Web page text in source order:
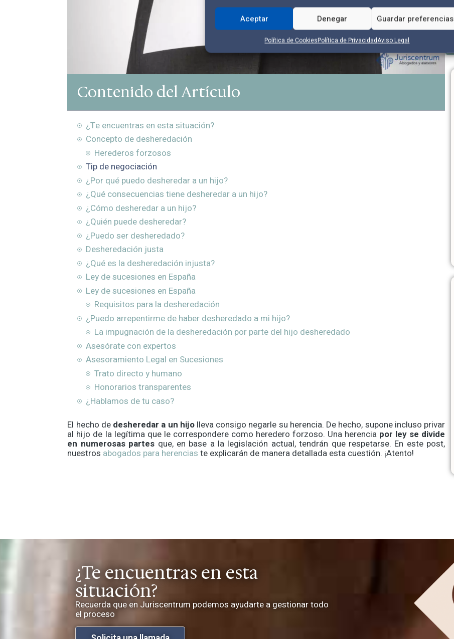
Aceptar Denegar Guardar preferencias
Política de CookiesPolítica de PrivacidadAviso Legal
Contenido del Artículo
¿Te encuentras en esta situación?
Concepto de desheredación
Herederos forzosos
Tip de negociación
¿Por qué puedo desheredar a un hijo?
¿Qué consecuencias tiene desheredar a un hijo?
¿Cómo desheredar a un hijo?
¿Quién puede desheredar?
¿Puedo ser desheredado?
Desheredación justa
¿Qué es la desheredación injusta?
Ley de sucesiones en España
Ley de sucesiones en España
Requisitos para la desheredación
¿Puedo arrepentirme de haber desheredado a mi hijo?
La impugnación de la desheredación por parte del hijo desheredado
Asesórate con expertos
Asesoramiento Legal en Sucesiones
Trato directo y humano
Honorarios transparentes
¿Hablamos de tu caso?
El hecho de desheredar a un hijo lleva consigo negarle su herencia. De hecho, supone incluso privar
al hijo de la legítima que le correspondere como heredero forzoso. Una herencia por ley se divide
en numerosas partes que, en base a la legislación actual, tendrán que respetarse. En este post,
nuestros abogados para herencias te explicarán de manera detallada esta cuestión. ¡Atento!
¿Te encuentras en esta
situación?
Recuerda que en Juriscentrum podemos ayudarte a gestionar todo
el proceso